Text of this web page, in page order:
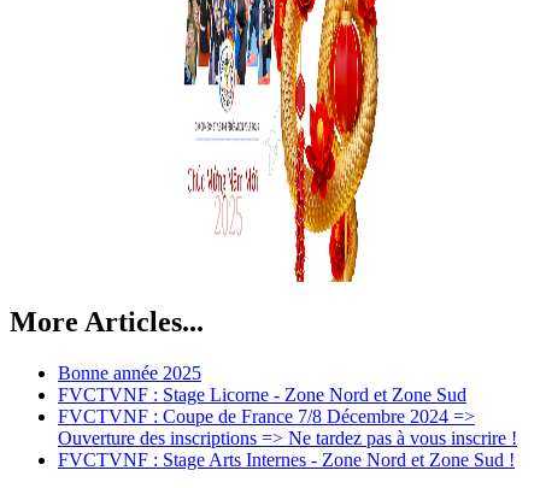
More Articles...
Bonne année 2025
FVCTVNF : Stage Licorne - Zone Nord et Zone Sud
FVCTVNF : Coupe de France 7/8 Décembre 2024 =>
Ouverture des inscriptions => Ne tardez pas à vous inscrire !
FVCTVNF : Stage Arts Internes - Zone Nord et Zone Sud !